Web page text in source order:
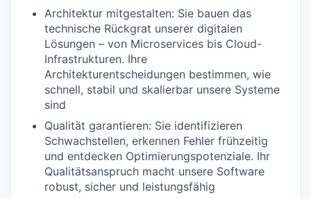
Architektur mitgestalten: Sie bauen das
technische Rückgrat unserer digitalen
Lösungen – von Microservices bis Cloud-
Infrastrukturen. Ihre
Architekturentscheidungen bestimmen, wie
schnell, stabil und skalierbar unsere Systeme
sind
Qualität garantieren: Sie identifizieren
Schwachstellen, erkennen Fehler frühzeitig
und entdecken Optimierungspotenziale. Ihr
Qualitätsanspruch macht unsere Software
robust, sicher und leistungsfähig